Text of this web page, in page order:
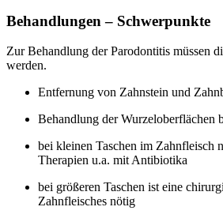
Behandlungen – Schwerpunkte
Zur Behandlung der Parodontitis müssen
werden.
Entfernung von Zahnstein und
Behandlung der Wurzeloberflächen
bei kleinen Taschen im Zahnfleisch
Therapien u.a. mit Antibiotika
bei größeren Taschen ist eine
Zahnfleisches nötig